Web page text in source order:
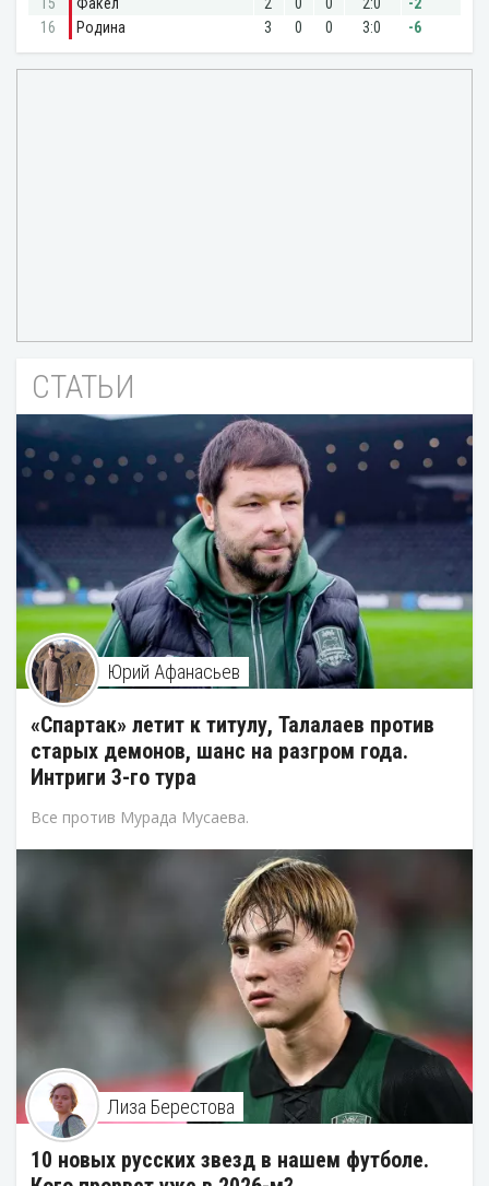
СТАТЬИ
Юрий Афанасьев
«Спартак» летит к титулу, Талалаев против
старых демонов, шанс на разгром года.
Интриги 3-го тура
Все против Мурада Мусаева.
Лиза Берестова
10 новых русских звезд в нашем футболе.